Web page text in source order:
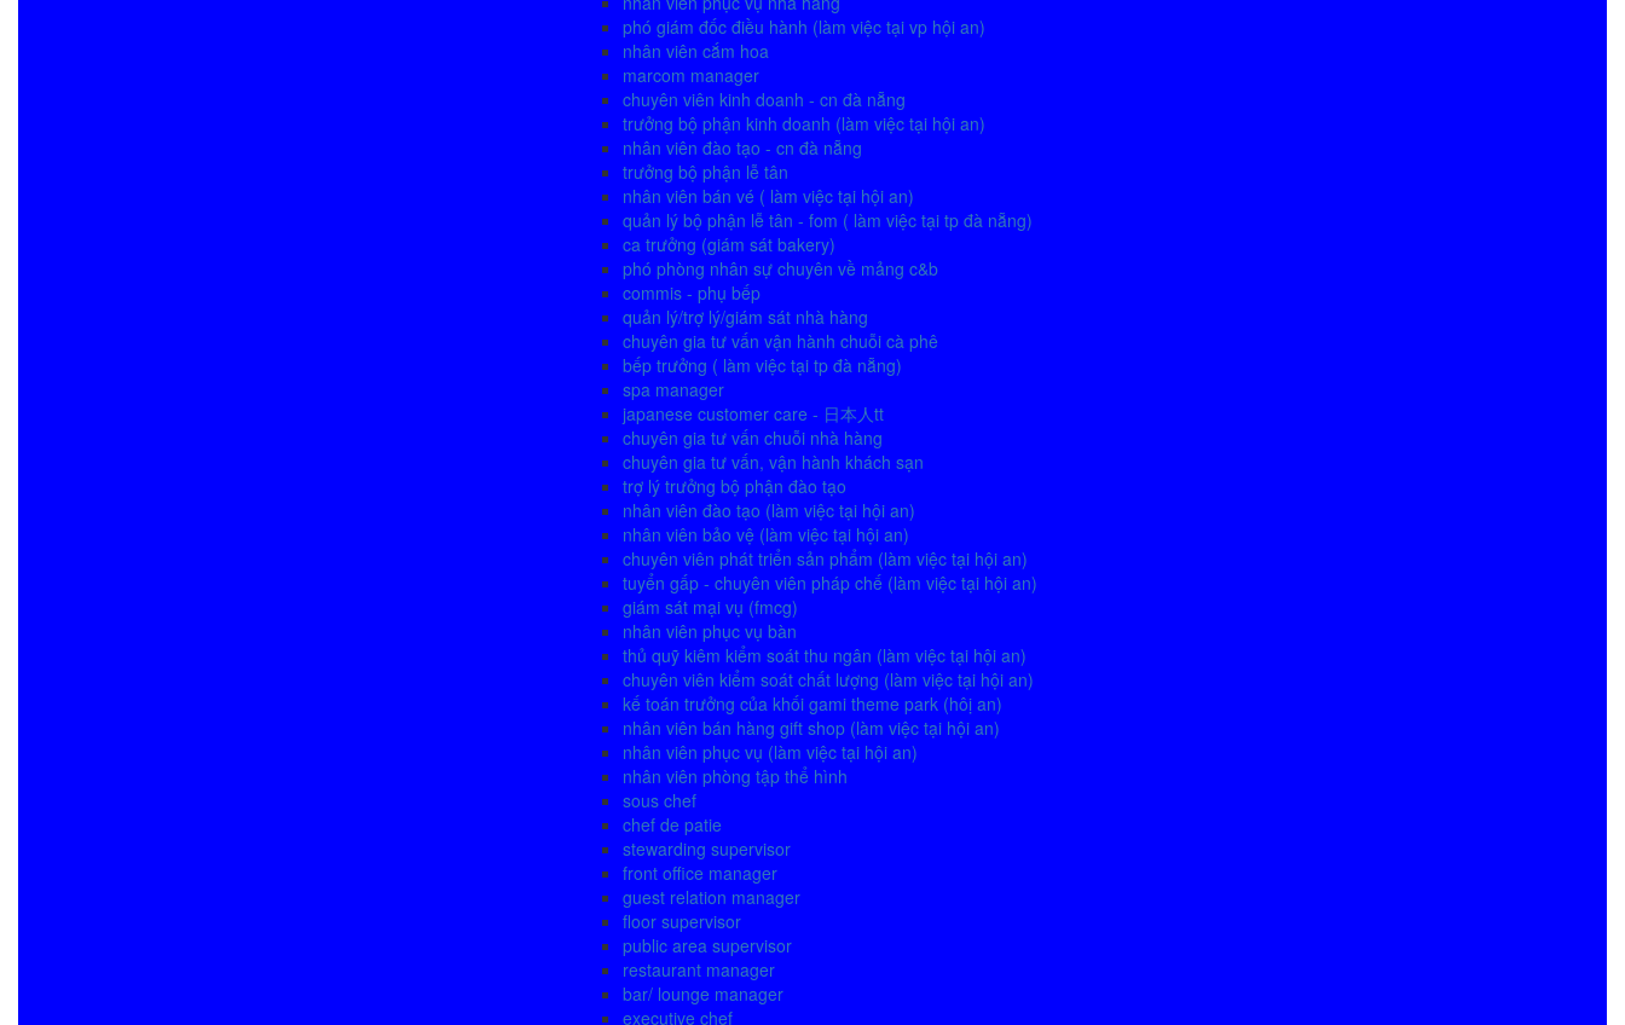
phó giám đốc điều hành (làm việc tại vp hội an)
nhân viên cắm hoa
marcom manager
chuyên viên kinh doanh - cn đà nẵng
trưởng bộ phận kinh doanh (làm việc tại hội an)
nhân viên đào tạo - cn đà nẵng
trưởng bộ phận lễ tân
nhân viên bán vé ( làm việc tại hội an)
quản lý bộ phận lễ tân - fom ( làm việc tại tp đà nẵng)
ca trưởng (giám sát bakery)
phó phòng nhân sự chuyên về mảng c&b
commis - phụ bếp
quản lý/trợ lý/giám sát nhà hàng
chuyên gia tư vấn vận hành chuỗi cà phê
bếp trưởng ( làm việc tại tp đà nẵng)
spa manager
japanese customer care - 日本人tt
chuyên gia tư vấn chuỗi nhà hàng
chuyên gia tư vấn, vận hành khách sạn
trợ lý trưởng bộ phận đào tạo
nhân viên đào tạo (làm việc tại hội an)
nhân viên bảo vệ (làm việc tại hội an)
chuyên viên phát triển sản phẩm (làm việc tại hội an)
tuyển gấp - chuyên viên pháp chế (làm việc tại hội an)
giám sát mại vụ (fmcg)
nhân viên phục vụ bàn
thủ quỹ kiêm kiểm soát thu ngân (làm việc tại hội an)
chuyên viên kiểm soát chất lượng (làm việc tại hội an)
kế toán trưởng của khối gami theme park (hôị an)
nhân viên bán hàng gift shop (làm việc tại hội an)
nhân viên phục vụ (làm việc tại hội an)
nhân viên phòng tập thể hình
sous chef
chef de patie
stewarding supervisor
front office manager
guest relation manager
floor supervisor
public area supervisor
restaurant manager
bar/ lounge manager
executive chef